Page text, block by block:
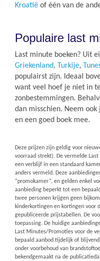
Kroatië of één van de
Populaire last
Last minute boeken? Uit
Griekenland, Turkije,
populairst zijn. Ideaal
want veel hoef je niet in
zonbestemmingen.
dan misschien. Neem
en een goed boek mee.
Deze prijzen zijn geldig voor
voorraad strekt). De vermelde
een verblijf in een standaard
anders vermeld. Deze
“promokamer”, en gelden enkel
aanbieding beperkt tot een
twee personen krijgen geen
kinderkortingen en kortingen voor
gepubliceerde prijstabellen. De
toepassing. De huidige
Last Minutes/Promoties voor de
bepaald aanbod tijdelijk of
onder voorbehoud van
bekendgemaakt na de